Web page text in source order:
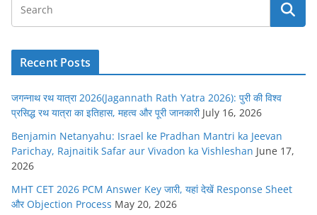
Recent Posts
जगन्नाथ रथ यात्रा 2026(Jagannath Rath Yatra 2026): पुरी की विश्व
प्रसिद्ध रथ यात्रा का इतिहास, महत्व और पूरी जानकारी July 16, 2026
Benjamin Netanyahu: Israel ke Pradhan Mantri ka Jeevan
Parichay, Rajnaitik Safar aur Vivadon ka Vishleshan June 17,
2026
MHT CET 2026 PCM Answer Key जारी, यहां देखें Response Sheet
और Objection Process May 20, 2026